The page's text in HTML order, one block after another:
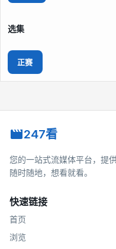
选集
正赛
247看
您的一站式流媒体平台，提
随时随地，想看就看。
快速链接
首页
浏览